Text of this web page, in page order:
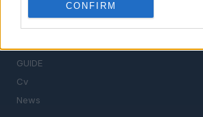
CONFIRM
Offerte di lavoro
TROVARE LAVORO
GUIDE
Cv
News